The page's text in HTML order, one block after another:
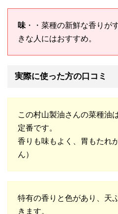
味 ・・菜種の新鮮な香りが
きな人にはおすすめ。
実際に使った方の口コミ
この村山製油さんの菜種油
定番です。
香りも味もよく、胃もたれ
ん）
特有の香りと色があり、天
きます。